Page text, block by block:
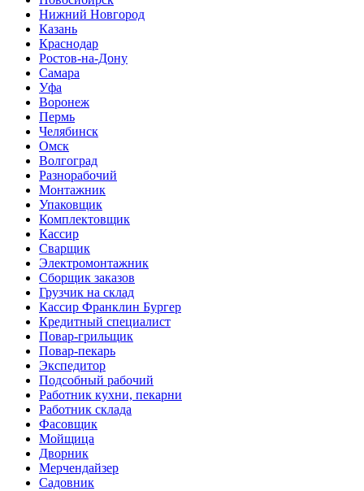
Нижний Новгород
Казань
Краснодар
Ростов-на-Дону
Самара
Уфа
Воронеж
Пермь
Челябинск
Омск
Волгоград
Разнорабочий
Монтажник
Упаковщик
Комплектовщик
Кассир
Сварщик
Электромонтажник
Сборщик заказов
Грузчик на склад
Кассир Франклин Бургер
Кредитный специалист
Повар-грильщик
Повар-пекарь
Экспедитор
Подсобный рабочий
Работник кухни, пекарни
Работник склада
Фасовщик
Мойщица
Дворник
Мерчендайзер
Садовник